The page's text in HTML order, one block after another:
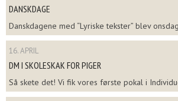
DANSKDAGE
Danskdagene med “Lyriske tekster” blev
16. APRIL
DM I SKOLESKAK FOR PIGER
Så skete det! Vi fik vores første pokal i